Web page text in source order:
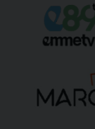
content